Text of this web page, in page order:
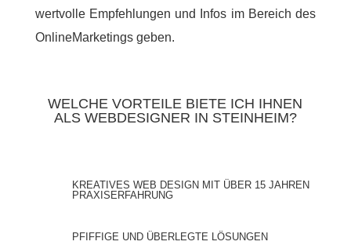
wertvolle Empfehlungen und Infos im Bereich des
OnlineMarketings geben.
WELCHE VORTEILE BIETE ICH IHNEN
ALS WEBDESIGNER IN STEINHEIM?
KREATIVES WEB DESIGN MIT ÜBER 15 JAHREN
PRAXISERFAHRUNG
PFIFFIGE UND ÜBERLEGTE LÖSUNGEN